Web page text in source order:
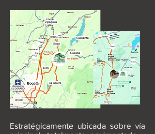
Estratégicamente ubicada sobre vía